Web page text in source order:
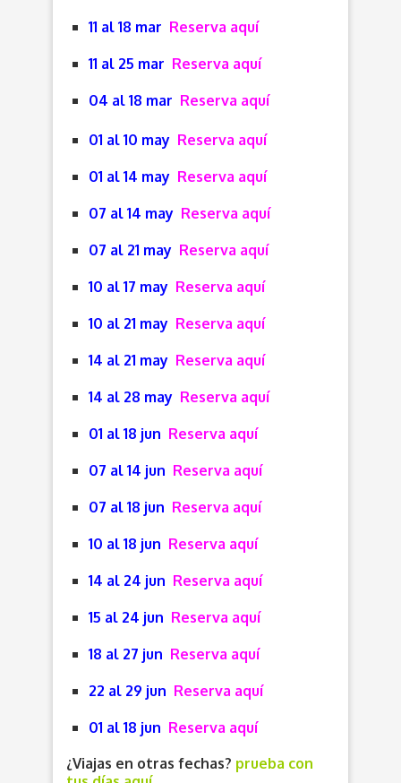
11 al 18 mar Reserva aquí
11 al 25 mar Reserva aquí
04 al 18 mar Reserva aquí
01 al 10 may Reserva aquí
01 al 14 may Reserva aquí
07 al 14 may Reserva aquí
07 al 21 may Reserva aquí
10 al 17 may Reserva aquí
10 al 21 may Reserva aquí
14 al 21 may Reserva aquí
14 al 28 may Reserva aquí
01 al 18 jun Reserva aquí
07 al 14 jun Reserva aquí
07 al 18 jun Reserva aquí
10 al 18 jun Reserva aquí
14 al 24 jun Reserva aquí
15 al 24 jun Reserva aquí
18 al 27 jun Reserva aquí
22 al 29 jun Reserva aquí
01 al 18 jun Reserva aquí
¿Viajas en otras fechas? prueba con